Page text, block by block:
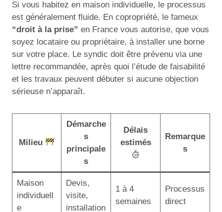
Si vous habitez en maison individuelle, le processus
est généralement fluide. En copropriété, le fameux
“droit à la prise” en France vous autorise, que vous
soyez locataire ou propriétaire, à installer une borne
sur votre place. Le syndic doit être prévenu via une
lettre recommandée, après quoi l’étude de faisabilité
et les travaux peuvent débuter si aucune objection
sérieuse n’apparaît.
Milieu
Démarche
s
principale
s
Délais
estimés
Remarque
s
Maison
individuell
e
Devis,
visite,
installation
1 à 4
semaines
Processus
direct